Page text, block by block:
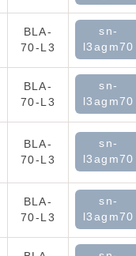
BLA-
70-L3
sn-
l3agm70
BLA-
70-L3
sn-
l3agm70
BLA-
70-L3
sn-
l3agm70
BLA-
70-L3
sn-
l3agm70